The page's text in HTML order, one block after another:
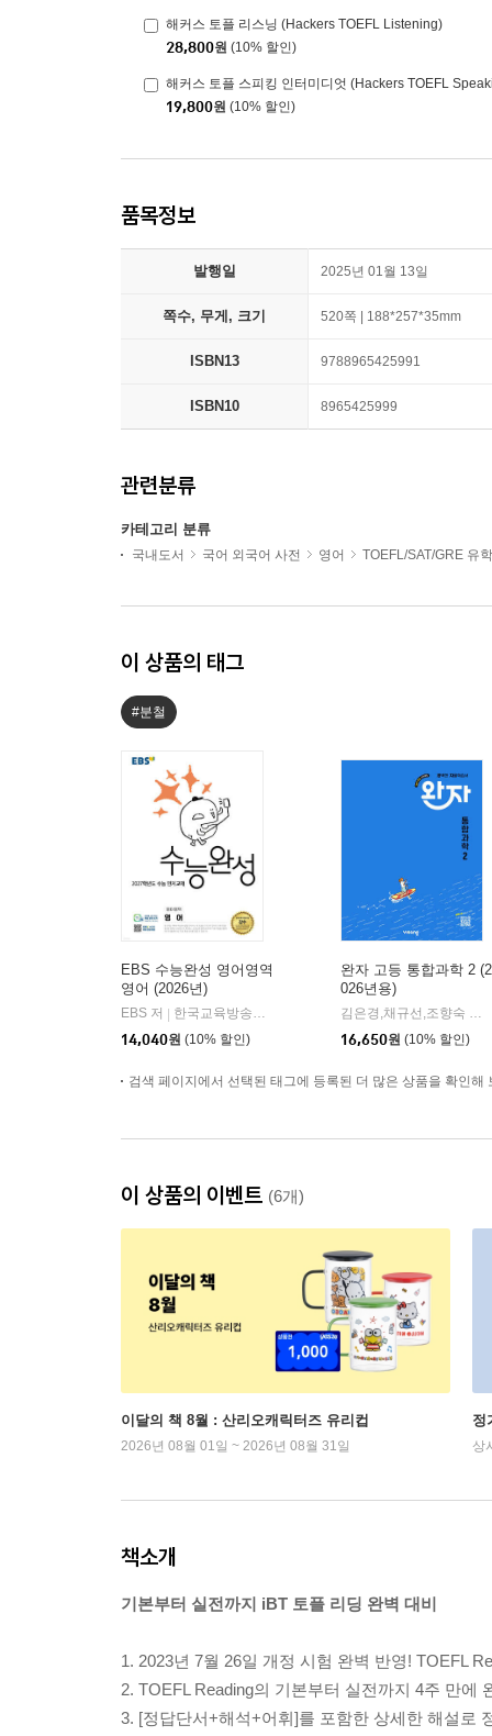
해커스 토플 리스닝 (Hackers TOEFL Listening)
28,800원 (10% 할인)
해커스 토플 스피킹 인터미디엇 (Hackers TOEFL
19,800원 (10% 할인)
품목정보
발행일 2025년 01월 13일
쪽수, 무게, 크기 520쪽 | 188*257*35mm
ISBN13 9788965425991
ISBN10 8965425999
관련분류
카테고리 분류
국내도서 국어 외국어 사전 영어 TOEFL/SAT/GRE 유
이 상품의 태그
#분철
EBS 수능완성 영어영역
영어 (2026년)
EBS 저
한국교육방송공사
14,040원 (10% 할인)
완자 고등 통합과학 2 (2
026년용)
김은경,채규선,조향숙 등저
16,650원 (10% 할인)
검색 페이지에서 선택된 태그에 등록된 더 많은 상품을 확인해
이 상품의 이벤트 (6개)
이달의 책 8월 : 산리오캐릭터즈 유리컵
2026년 08월 01일 ~ 2026년 08월 31일
정
상
책소개
기본부터 실전까지 iBT 토플 리딩 완벽 대비
1. 2023년 7월 26일 개정 시험 완벽 반영! TOEFL
2. TOEFL Reading의 기본부터 실전까지 4주 만에
3. [정답단서+해석+어휘]를 포함한 상세한 해설로